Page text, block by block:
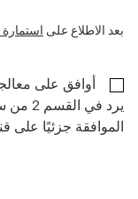
بعد الاطلاع على
أوافق على
يرد
الموافقة جزئيًا على